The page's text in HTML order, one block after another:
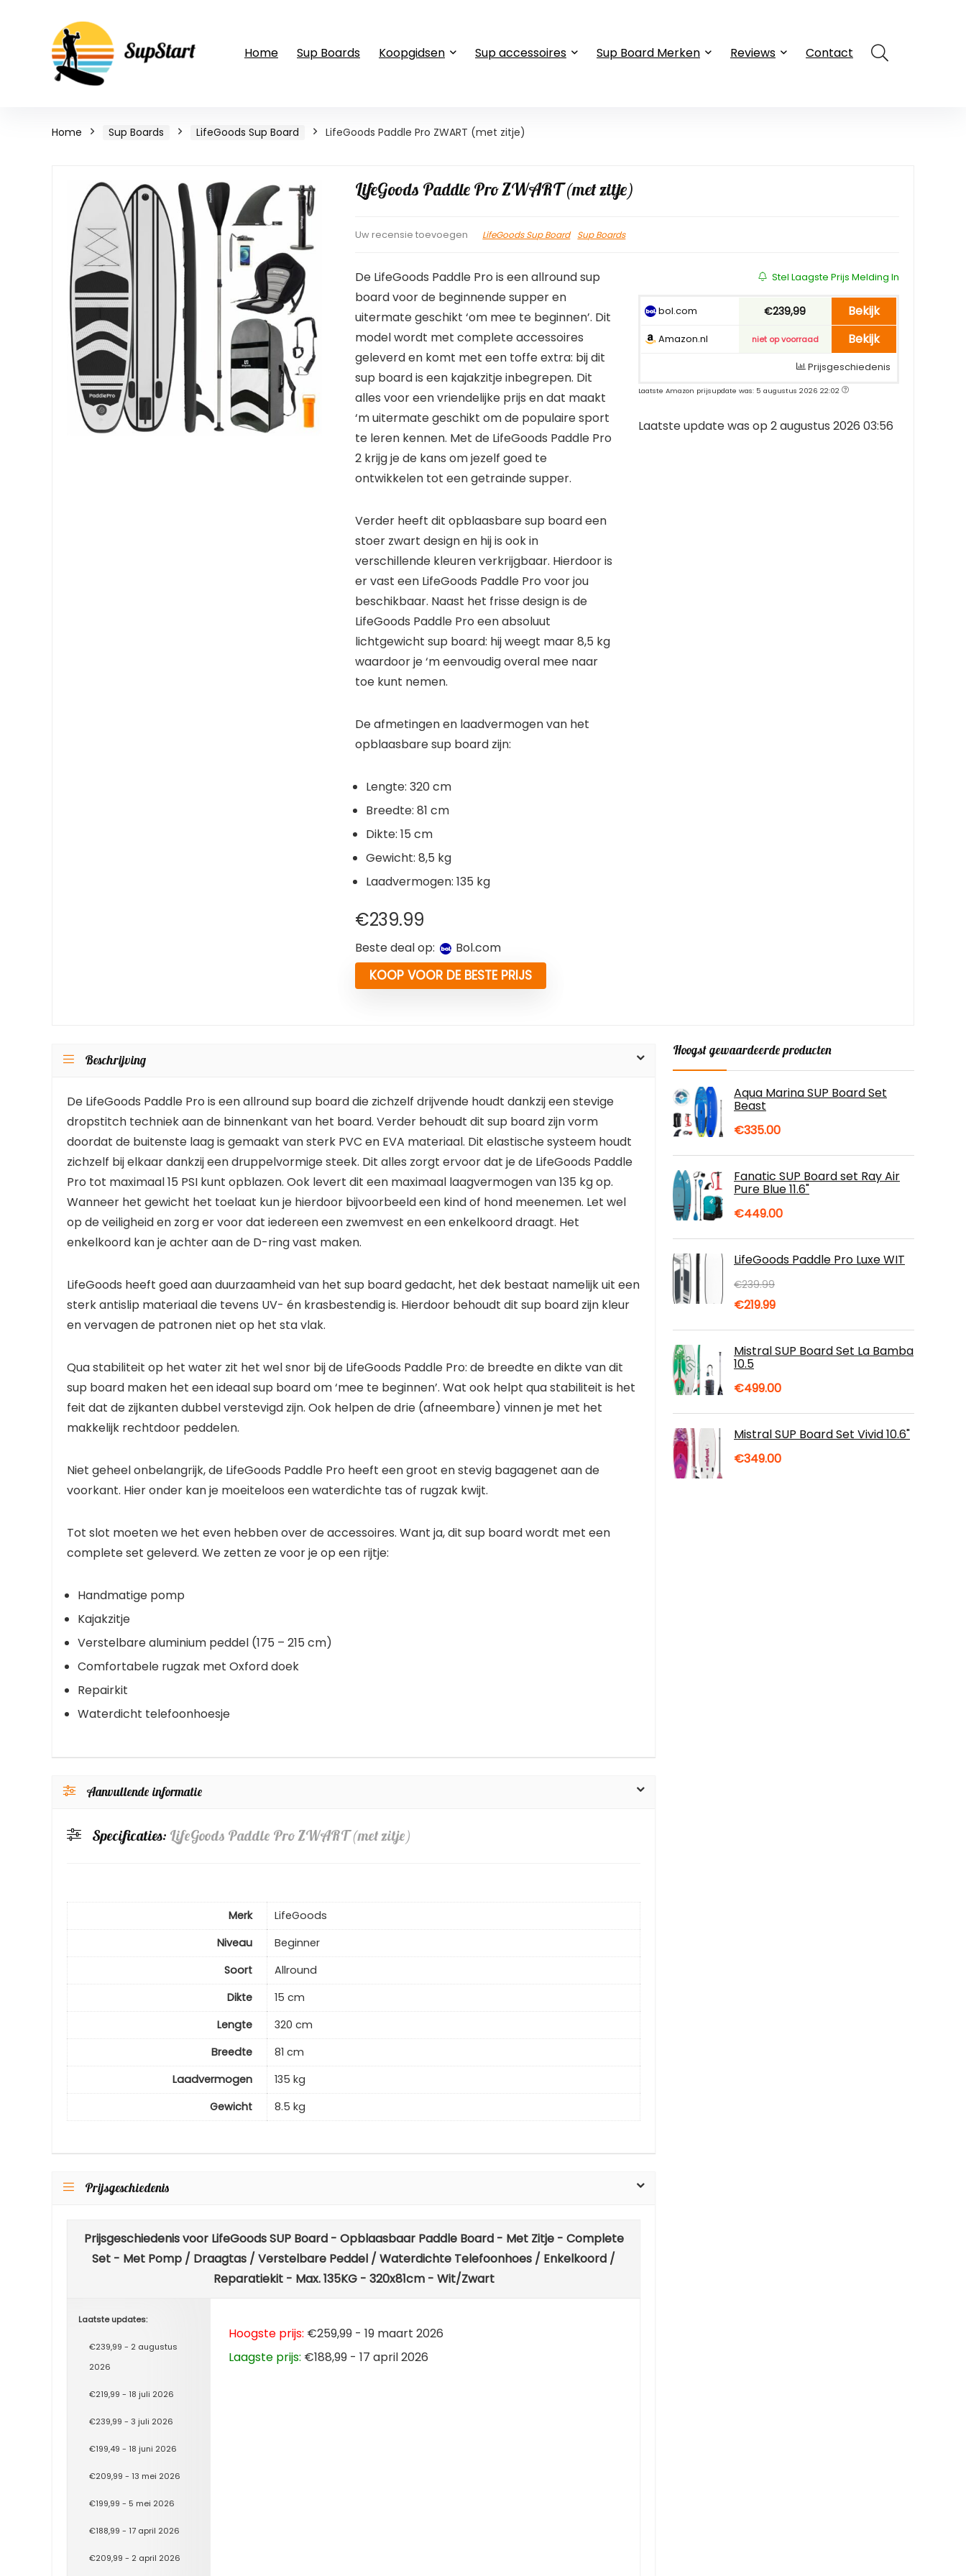
Home Sup Boards Koopgidsen Sup accessoires Sup Board Merken Reviews Contact
Home Sup Boards LifeGoods Sup Board LifeGoods Paddle Pro ZWART (met zitje)
LifeGoods Paddle Pro ZWART (met zitje)
Uw recensie toevoegen LifeGoods Sup Board Sup Boards
De LifeGoods Paddle Pro is een allround sup
board voor de beginnende supper en
uitermate geschikt ‘om mee te beginnen’. Dit
model wordt met complete accessoires
geleverd en komt met een toffe extra: bij dit
sup board is een kajakzitje inbegrepen. Dit
alles voor een vriendelijke prijs en dat maakt
‘m uitermate geschikt om de populaire sport
te leren kennen. Met de LifeGoods Paddle Pro
2 krijg je de kans om jezelf goed te
ontwikkelen tot een getrainde supper.
Verder heeft dit opblaasbare sup board een
stoer zwart design en hij is ook in
verschillende kleuren verkrijgbaar. Hierdoor is
er vast een LifeGoods Paddle Pro voor jou
beschikbaar. Naast het frisse design is de
LifeGoods Paddle Pro een absoluut
lichtgewicht sup board: hij weegt maar 8,5 kg
waardoor je ‘m eenvoudig overal mee naar
toe kunt nemen.
De afmetingen en laadvermogen van het
opblaasbare sup board zijn:
Lengte: 320 cm
Breedte: 81 cm
Dikte: 15 cm
Gewicht: 8,5 kg
Laadvermogen: 135 kg
€239.99
Beste deal op: bol.com
KOOP VOOR DE BESTE PRIJS
Stel Laagste Prijs Melding In
bol.com €239,99 Bekijk
Amazon.nl niet op voorraad Bekijk
Prijsgeschiedenis
Laatste Amazon prijsupdate was: 5 augustus 2026 22:02
Laatste update was op 2 augustus 2026 03:56
Beschrijving
De LifeGoods Paddle Pro is een allround sup board die zichzelf drijvende houdt dankzij een stevige
dropstitch techniek aan de binnenkant van het board. Verder behoudt dit sup board zijn vorm
doordat de buitenste laag is gemaakt van sterk PVC en EVA materiaal. Dit elastische systeem houdt
zichzelf bij elkaar dankzij een druppelvormige steek. Dit alles zorgt ervoor dat je de LifeGoods Paddle
Pro tot maximaal 15 PSI kunt opblazen. Ook levert dit een maximaal laagvermogen van 135 kg op.
Wanneer het gewicht het toelaat kun je hierdoor bijvoorbeeld een kind of hond meenemen. Let wel
op de veiligheid en zorg er voor dat iedereen een zwemvest en een enkelkoord draagt. Het
enkelkoord kan je achter aan de D-ring vast maken.
LifeGoods heeft goed aan duurzaamheid van het sup board gedacht, het dek bestaat namelijk uit een
sterk antislip materiaal die tevens UV- én krasbestendig is. Hierdoor behoudt dit sup board zijn kleur
en vervagen de patronen niet op het sta vlak.
Qua stabiliteit op het water zit het wel snor bij de LifeGoods Paddle Pro: de breedte en dikte van dit
sup board maken het een ideaal sup board om ‘mee te beginnen’. Wat ook helpt qua stabiliteit is het
feit dat de zijkanten dubbel verstevigd zijn. Ook helpen de drie (afneembare) vinnen je met het
makkelijk rechtdoor peddelen.
Niet geheel onbelangrijk, de LifeGoods Paddle Pro heeft een groot en stevig bagagenet aan de
voorkant. Hier onder kan je moeiteloos een waterdichte tas of rugzak kwijt.
Tot slot moeten we het even hebben over de accessoires. Want ja, dit sup board wordt met een
complete set geleverd. We zetten ze voor je op een rijtje:
Handmatige pomp
Kajakzitje
Verstelbare aluminium peddel (175 – 215 cm)
Comfortabele rugzak met Oxford doek
Repairkit
Waterdicht telefoonhoesje
Aanvullende informatie
Specificaties: LifeGoods Paddle Pro ZWART (met zitje)
Merk
LifeGoods
Niveau
Beginner
Soort
Allround
Dikte
15 cm
Lengte
320 cm
Breedte
81 cm
Laadvermogen
135 kg
Gewicht
8.5 kg
Prijsgeschiedenis
Prijsgeschiedenis voor LifeGoods SUP Board - Opblaasbaar Paddle Board - Met Zitje - Complete
Set - Met Pomp / Draagtas / Verstelbare Peddel / Waterdichte Telefoonhoes / Enkelkoord /
Reparatiekit - Max. 135KG - 320x81cm - Wit/Zwart
Laatste updates:
€239,99 - 2 augustus
2026
€219,99 - 18 juli 2026
€239,99 - 3 juli 2026
€199,49 - 18 juni 2026
€209,99 - 13 mei 2026
€199,99 - 5 mei 2026
€188,99 - 17 april 2026
€209,99 - 2 april 2026
Hoogste prijs: €259,99 - 19 maart 2026
Laagste prijs: €188,99 - 17 april 2026
Hoogst gewaardeerde producten
Aqua Marina SUP Board Set
Beast
€335.00
Fanatic SUP Board set Ray Air
Pure Blue 11.6"
€449.00
LifeGoods Paddle Pro Luxe WIT
€239.99
Oorspronkelijke
was:
€239.99.
€219.99Huidige
is:
Mistral SUP Board Set La Bamba
10.5
€499.00
Mistral SUP Board Set Vivid 10.6"
€349.00